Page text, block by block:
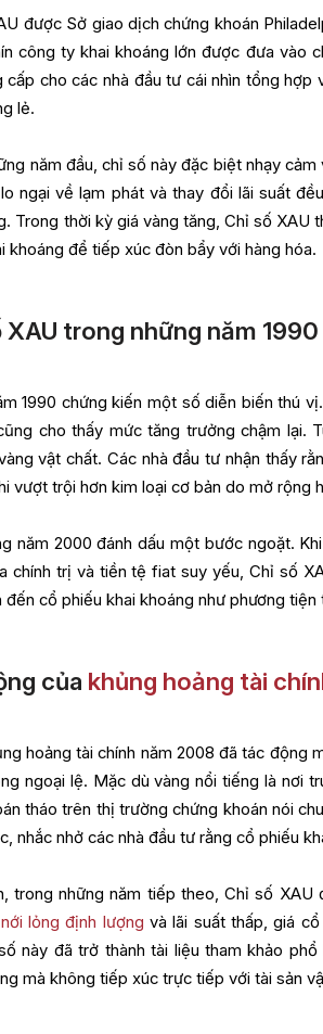
được Sở giao dịch chứng khoán
công ty khai khoáng lớn được đưa vào
cấp cho các nhà đầu tư cái nhìn tổng
lẻ.
năm đầu, chỉ số này đặc biệt nhạy
ngại về lạm phát và thay đổi lãi suất
Trong thời kỳ giá vàng tăng, Chỉ số
khoáng để tiếp xúc đòn bẩy với hàng hóa.
XAU trong những năm
1990 chứng kiến một số diễn biến thú
cho thấy mức tăng trưởng chậm lại.
vật chất. Các nhà đầu tư nhận thấy
vượt trội hơn kim loại cơ bản do mở rộng
năm 2000 đánh dấu một bước ngoặt.
chính trị và tiền tệ fiat suy yếu, Chỉ số
đến cổ phiếu khai khoáng như phương
của khủng hoảng tài
hoảng tài chính năm 2008 đã tác động
ngoại lệ. Mặc dù vàng nổi tiếng là nơi
tháo trên thị trường chứng khoán nói
nhắc nhở các nhà đầu tư rằng cổ phiếu
trong những năm tiếp theo, Chỉ số
nới lỏng định lượng và lãi suất thấp, giá
này đã trở thành tài liệu tham khảo
mà không tiếp xúc trực tiếp với tài sản